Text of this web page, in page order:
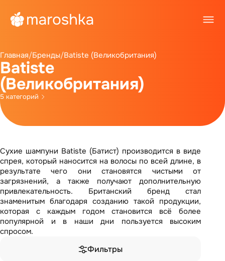
Главная/Бренды/Batiste (Великобритания)
Batiste
(Великобритания)
5 категорий
Сухие шампуни Batiste (Батист) производится в виде
спрея, который наносится на волосы по всей длине, в
результате чего они становятся чистыми от
загрязнений, а также получают дополнительную
привлекательность. Британский бренд стал
знаменитым благодаря созданию такой продукции,
которая с каждым годом становится всё более
популярной и в наши дни пользуется высоким
спросом.
Фильтры